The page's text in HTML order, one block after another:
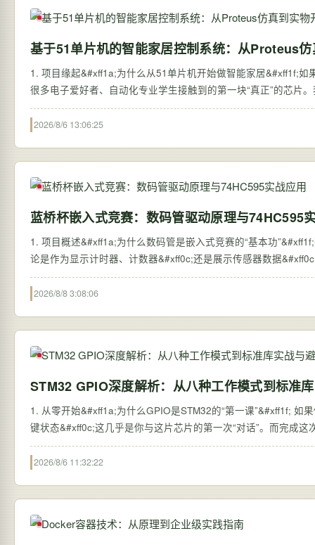
基于51单片机的智能家居控制系统：从Proteus
1. 项目缘起&#xff1a;为什么从51单片机开始做智能家居&#xff1f;
很多电子爱好者、自动化专业学生接触到的第一块“真正”的芯
2026/8/6 13:06:25
蓝桥杯嵌入式竞赛：数码管驱动原理与74HC595
1. 项目概述&#xff1a;为什么数码管是嵌入式竞赛的“基本功
论是作为显示计时器、计数器&#xff0c;还是展示传感器数据
2026/8/8 3:08:06
STM32 GPIO深度解析：从八种工作模式到标准
1. 从零开始&#xff1a;为什么GPIO是STM32的“第一课”&#xff1f; 如
键状态&#xff0c;这几乎是你与这片芯片的第一次“对话”。而完成
2026/8/6 11:32:22